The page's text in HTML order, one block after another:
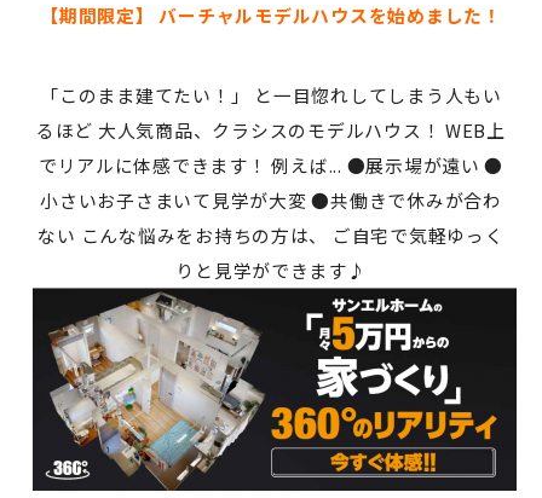
【期間限定】 バーチャルモデルハウスを始めました！
「このまま建てたい！」 と一目惚れしてしまう人もい
るほど 大人気商品、クラシスのモデルハウス！ WEB上
でリアルに体感できます！ 例えば... ●展示場が遠い ●
小さいお子さまいて見学が大変 ●共働きで休みが合わ
ない こんな悩みをお持ちの方は、 ご自宅で気軽ゆっく
りと見学ができます♪